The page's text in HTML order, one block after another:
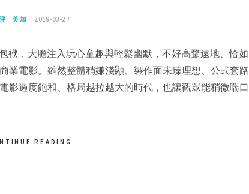
美加 2019-03-27
袱，大膽注入玩心童趣與輕鬆幽默，不好高騖遠地、恰如
業電影。雖然整體稍嫌淺顯、製作面未臻理想、公式套路
影過度飽和、格局越拉越大的時代，也讓觀眾能稍微喘口
READING